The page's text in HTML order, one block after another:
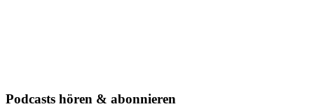
Podcasts hören & abonnieren